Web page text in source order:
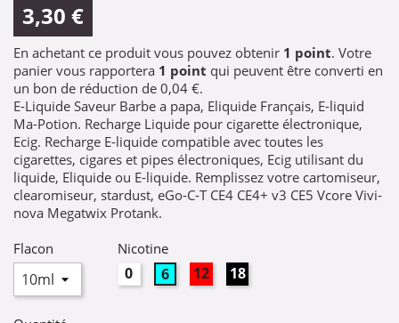
3,30 €
En achetant ce produit vous pouvez obtenir 1 point. Votre
panier vous rapportera 1 point qui peuvent être converti en
un bon de réduction de 0,04 €.
E-Liquide Saveur Barbe a papa, Eliquide Français, E-liquid
Ma-Potion. Recharge Liquide pour cigarette électronique,
Ecig. Recharge E-liquide compatible avec toutes les
cigarettes, cigares et pipes électroniques, Ecig utilisant du
liquide, Eliquide ou E-liquide. Remplissez votre cartomiseur,
clearomiseur, stardust, eGo-C-T CE4 CE4+ v3 CE5 Vcore Vivi-
nova Megatwix Protank.
Flacon
Nicotine
0mg 6mg 12mg 18mg